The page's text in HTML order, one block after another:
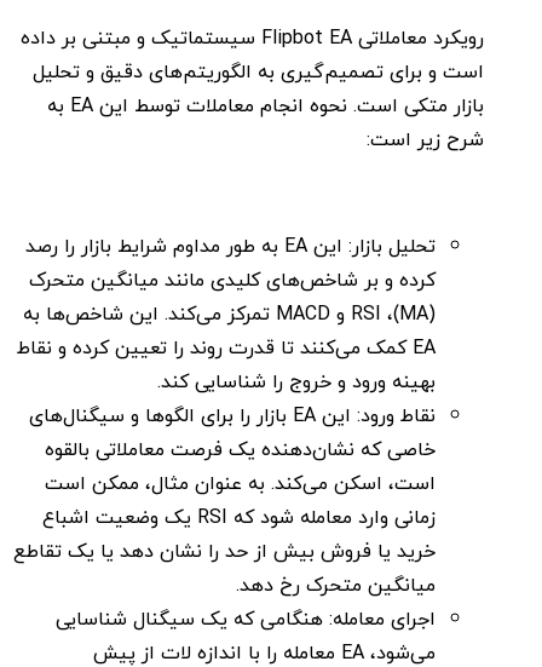
رویکرد معاملاتی Flipbot EA سیستماتیک و مبتنی بر داده
است و برای تصمیم‌گیری به الگوریتم‌های دقیق و تحلیل
بازار متکی است. نحوه انجام معاملات توسط این EA به
شرح زیر است:
تحلیل بازار: این EA به طور مداوم شرایط بازار را رصد
کرده و بر شاخص‌های کلیدی مانند میانگین متحرک
(MA)، RSI و MACD تمرکز می‌کند. این شاخص‌ها به
EA کمک می‌کنند تا قدرت روند را تعیین کرده و نقاط
بهینه ورود و خروج را شناسایی کند.
نقاط ورود: این EA بازار را برای الگوها و سیگنال‌های
خاصی که نشان‌دهنده یک فرصت معاملاتی بالقوه
است، اسکن می‌کند. به عنوان مثال، ممکن است
زمانی وارد معامله شود که RSI یک وضعیت اشباع
خرید یا فروش بیش از حد را نشان دهد یا یک تقاطع
میانگین متحرک رخ دهد.
اجرای معامله: هنگامی که یک سیگنال شناسایی
می‌شود، EA معامله را با اندازه لات از پیش